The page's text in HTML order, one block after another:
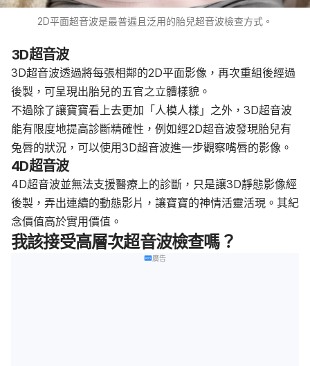
2D平面超音波是最普遍且泛用的胎兒超音波檢查方式。
3D超音波
3D超音波透過將每張相鄰的2D平面影像，再次重組後經過
後製，可呈現出胎兒的五官之立體樣貌。
不過除了讓寶寶看上去更加「人模人樣」之外，3D超音波
能有限度地提高診斷精確性，例如經2D超音波發現胎兒有
兔唇的狀況，可以使用3D超音波進一步觀察嘴唇的影像。
4D超音波
4D超音波並無法支援醫療上的診斷，只是讓3D靜態影像經
後製，弄出連續的動態影片，讓寶寶的神情活靈活現。其紀
念價值高於實用價值。
我該接受高層次超音波檢查嗎？
廣告